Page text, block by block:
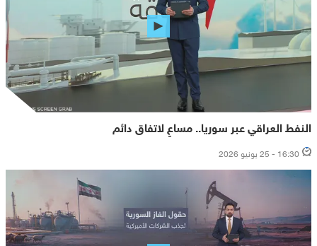
النفط العراقي عبر سوريا.. مساعٍ لاتفاق دائم
16:30 - 25 يونيو 2026